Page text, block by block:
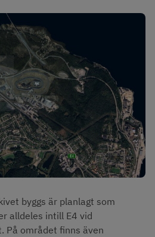
byggs är planlagt som
alldeles intill E4 vid
På området finns även